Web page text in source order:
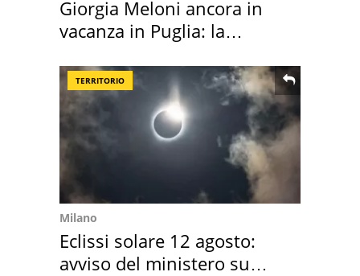
Giorgia Meloni ancora in
vacanza in Puglia: la
TERRITORIO
Milano
Eclissi solare 12 agosto:
avviso del ministero su